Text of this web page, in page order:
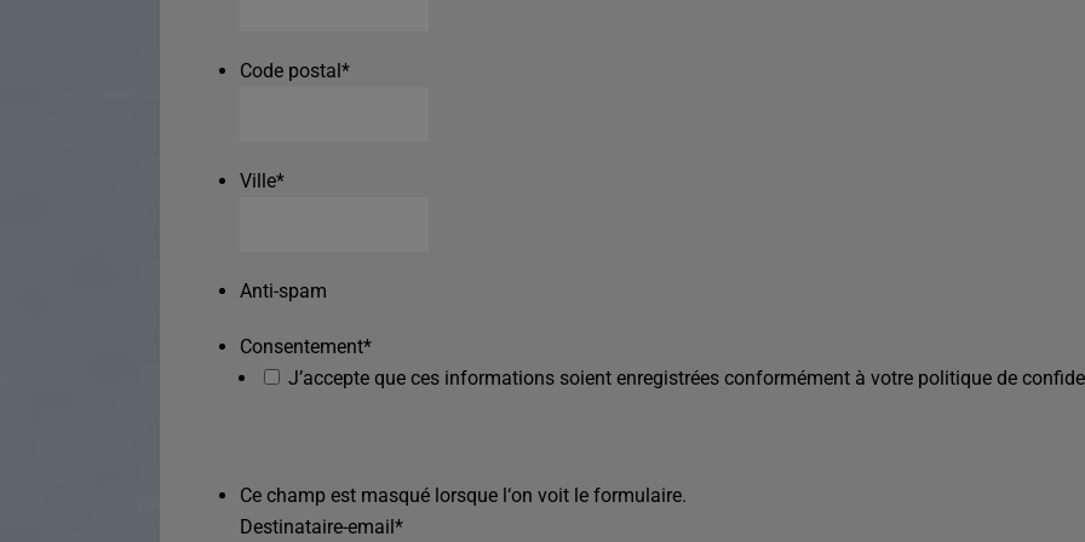
Code postal*
Ville*
Anti-spam
Consentement*
J’accepte que ces informations soient enregistrées conformément à votre politique de
Ce champ est masqué lorsque l‘on voit le formulaire.
Destinataire-email*